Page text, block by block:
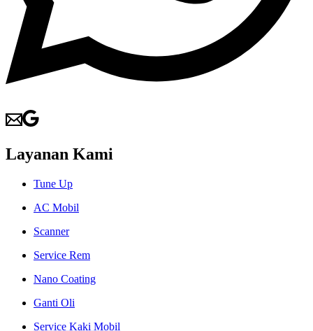
Layanan Kami
Tune Up
AC Mobil
Scanner
Service Rem
Nano Coating
Ganti Oli
Service Kaki Mobil